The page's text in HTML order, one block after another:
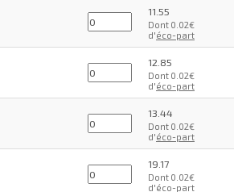
11.55
Dont 0.02€
d'éco-part
12.85
Dont 0.02€
d'éco-part
13.44
Dont 0.02€
d'éco-part
19.17
Dont 0.02€
d'éco-part